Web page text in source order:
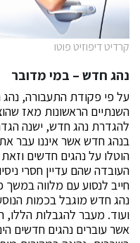
קרדיט דיפוזיט פוטו
נהג חדש – במי מדובר
על פי פקודת התעבורה,
השנתיים הראשונות מאז
להגדרת נהג חדש, ישנה
הוטלו על נהגים חדשים
העובדה שהם עדיין חסרי
חייב לנסוע עם מלווה במשך
נהג חדש מוגבל בכמות
ועוד. מעבר להגבלות הללו,
אשר עוברים נהגים חדשים